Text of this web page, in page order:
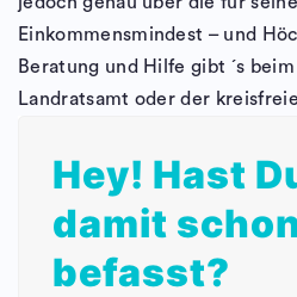
Einkommensmindest – und
Beratung und Hilfe gibt ´s
Landratsamt oder der
Hey! Hast
damit
befasst?